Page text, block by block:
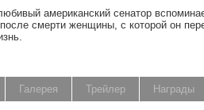
американский сенатор
смерти женщины, с которой он
Галерея Трейлер Награды